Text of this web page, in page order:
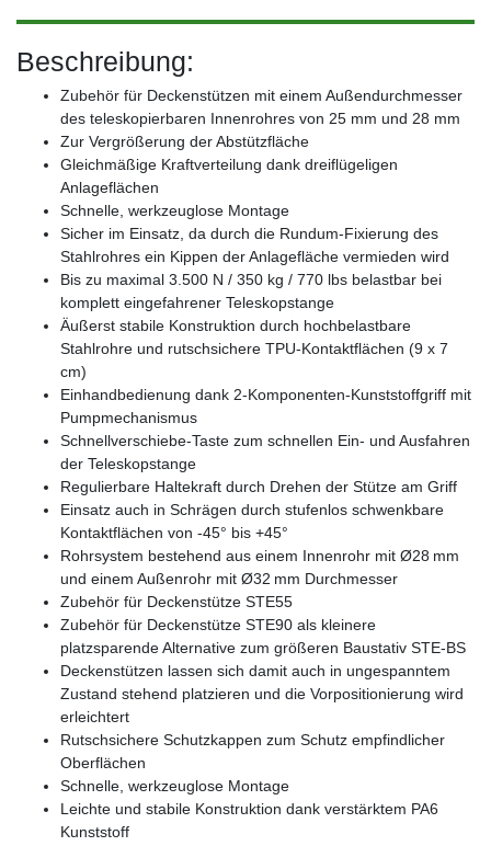
Beschreibung:
Zubehör für Deckenstützen mit einem Außendurchmesser
des teleskopierbaren Innenrohres von 25 mm und 28 mm
Zur Vergrößerung der Abstützfläche
Gleichmäßige Kraftverteilung dank dreiflügeligen
Anlageflächen
Schnelle, werkzeuglose Montage
Sicher im Einsatz, da durch die Rundum-Fixierung des
Stahlrohres ein Kippen der Anlagefläche vermieden wird
Bis zu maximal 3.500 N / 350 kg / 770 lbs belastbar bei
komplett eingefahrener Teleskopstange
Äußerst stabile Konstruktion durch hochbelastbare
Stahlrohre und rutschsichere TPU-Kontaktflächen (9 x 7
cm)
Einhandbedienung dank 2-Komponenten-Kunststoffgriff mit
Pumpmechanismus
Schnellverschiebe-Taste zum schnellen Ein- und Ausfahren
der Teleskopstange
Regulierbare Haltekraft durch Drehen der Stütze am Griff
Einsatz auch in Schrägen durch stufenlos schwenkbare
Kontaktflächen von -45° bis +45°
Rohrsystem bestehend aus einem Innenrohr mit Ø28 mm
und einem Außenrohr mit Ø32 mm Durchmesser
Zubehör für Deckenstütze STE55
Zubehör für Deckenstütze STE90 als kleinere
platzsparende Alternative zum größeren Baustativ STE-BS
Deckenstützen lassen sich damit auch in ungespanntem
Zustand stehend platzieren und die Vorpositionierung wird
erleichtert
Rutschsichere Schutzkappen zum Schutz empfindlicher
Oberflächen
Schnelle, werkzeuglose Montage
Leichte und stabile Konstruktion dank verstärktem PA6
Kunststoff